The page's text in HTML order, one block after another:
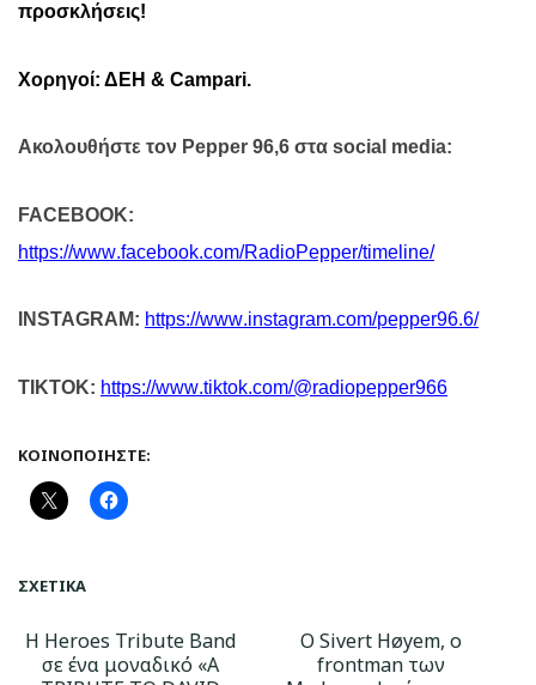
προσκλήσεις!
Χορηγοί: ΔΕΗ & Campari.
Ακολουθήστε τον Pepper 96,6 στα social media:
FACEBOOK:
https://www.facebook.com/RadioPepper/timeline/
INSTAGRAM: https://www.instagram.com/pepper96.6/
TIKTOK: https://www.tiktok.com/@radiopepper966
ΚΟΙΝΟΠΟΙΉΣΤΕ:
ΣΧΕΤΙΚΆ
Η Heroes Tribute Band
σε ένα μοναδικό «A
Ο Sivert Høyem, ο
frontman των